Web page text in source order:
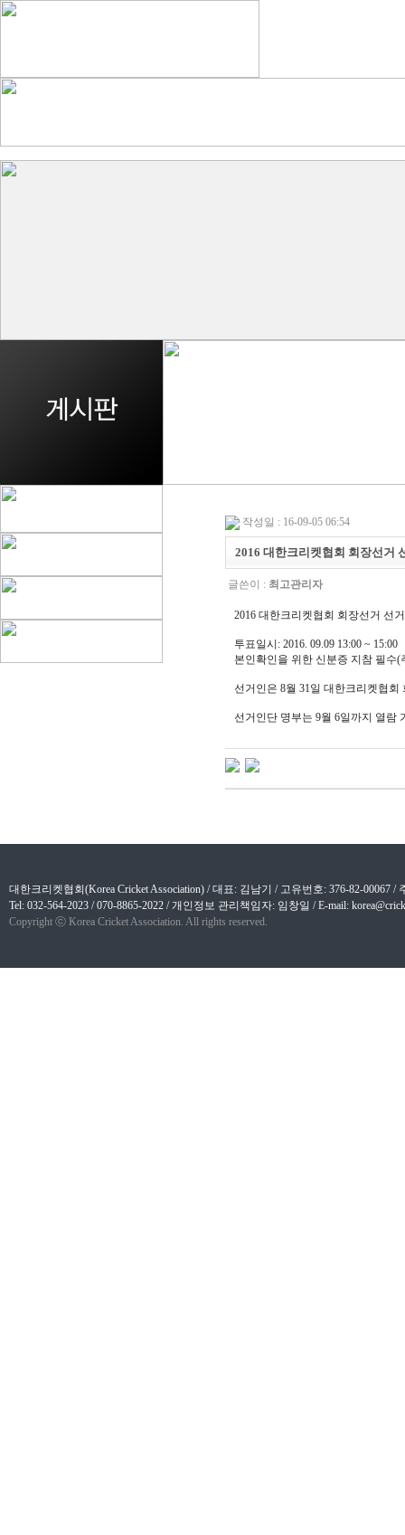
작성일 : 16-09-05 06:54
2016 대한크리켓협회 회장선거
글쓴이 : 최고관리자
2016 대한크리켓협회 회장선거 선
투표일시: 2016. 09.09 13:00 ~ 15:00
본인확인을 위한 신분증 지참 필수
선거인은 8월 31일 대한크리켓협
선거인단 명부는 9월 6일까지 열람
대한크리켓협회(Korea Cricket Association) / 대표: 김남기 / 고유번호: 376-82-00067
Tel: 032-564-2023 / 070-8865-2022 / 개인정보 관리책임자: 임창일 / E-mail:
Copyright ⓒ Korea Cricket Association. All rights reserved.